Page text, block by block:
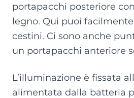
portapacchi posteriore
legno. Qui puoi
cestini. Ci sono anche
un portapacchi anteriore
L’illuminazione è fissata
alimentata dalla batteria